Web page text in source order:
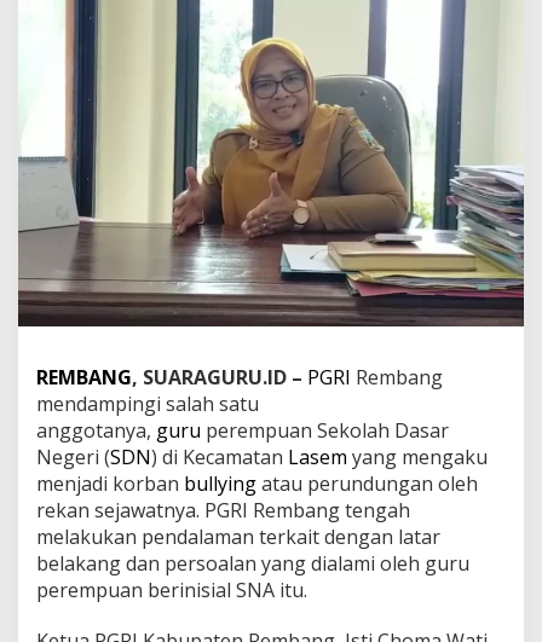
g
D
a
m
p
i
n
g
i
G
u
r
u
S
D
n
g
M
e
n
g
a
k
u
a
REMBANG, SUARAGURU.ID – PGRI Rembang
mendampingi salah satu
anggotanya, guru perempuan Sekolah Dasar
Negeri (SDN) di Kecamatan Lasem yang mengaku
menjadi korban bullyingatau perundungan oleh
rekan sejawatnya. PGRI Rembang tengah
melakukan pendalaman terkait dengan latar
belakang dan persoalan yang dialami oleh guru
perempuan berinisial SNA itu.